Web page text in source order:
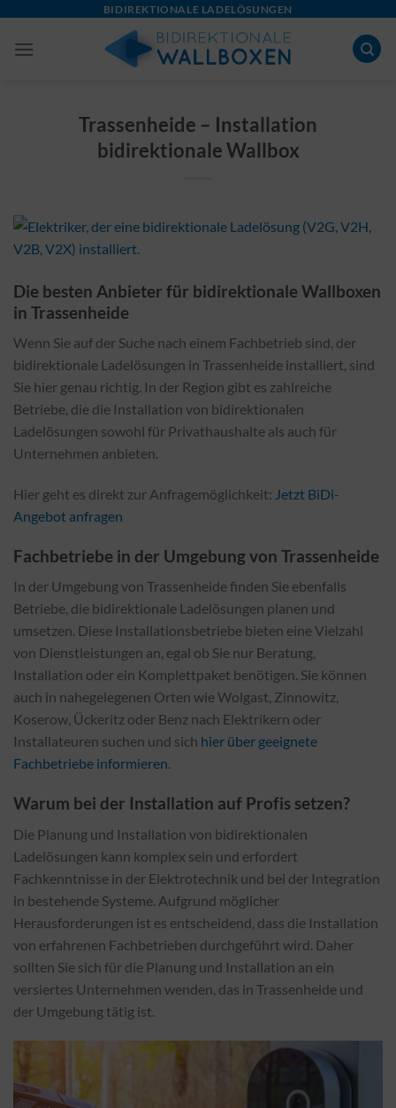
content
BIDIREKTIONALE LADELÖSUNGEN
Trassenheide – Installation
bidirektionale Wallbox
Die besten Anbieter für bidirektionale Wallboxen
in Trassenheide
Wenn Sie auf der Suche nach einem Fachbetrieb sind, der
bidirektionale Ladelösungen in Trassenheide installiert, sind
Sie hier genau richtig. In der Region gibt es zahlreiche
Betriebe, die die Installation von bidirektionalen
Ladelösungen sowohl für Privathaushalte als auch für
Unternehmen anbieten.
Hier geht es direkt zur Anfragemöglichkeit: Jetzt BiDi-
Angebot anfragen
Fachbetriebe in der Umgebung von Trassenheide
In der Umgebung von Trassenheide finden Sie ebenfalls
Betriebe, die bidirektionale Ladelösungen planen und
umsetzen. Diese Installationsbetriebe bieten eine Vielzahl
von Dienstleistungen an, egal ob Sie nur Beratung,
Installation oder ein Komplettpaket benötigen. Sie können
auch in nahegelegenen Orten wie Wolgast, Zinnowitz,
Koserow, Ückeritz oder Benz nach Elektrikern oder
Installateuren suchen und sich hier über geeignete
Fachbetriebe informieren.
Warum bei der Installation auf Profis setzen?
Die Planung und Installation von bidirektionalen
Ladelösungen kann komplex sein und erfordert
Fachkenntnisse in der Elektrotechnik und bei der Integration
in bestehende Systeme. Aufgrund möglicher
Herausforderungen ist es entscheidend, dass die Installation
von erfahrenen Fachbetrieben durchgeführt wird. Daher
sollten Sie sich für die Planung und Installation an ein
versiertes Unternehmen wenden, das in Trassenheide und
der Umgebung tätig ist.